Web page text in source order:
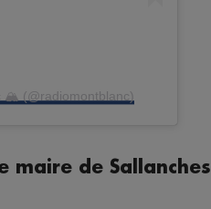
🏔 (@radiomontblanc)
maire de Sallanches